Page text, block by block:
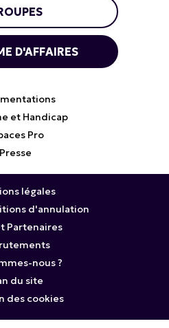
D'AFFAIRES
et Handicap
Pro
Presse
légales
d'annulation
Partenaires
nous ?
du site
des cookies